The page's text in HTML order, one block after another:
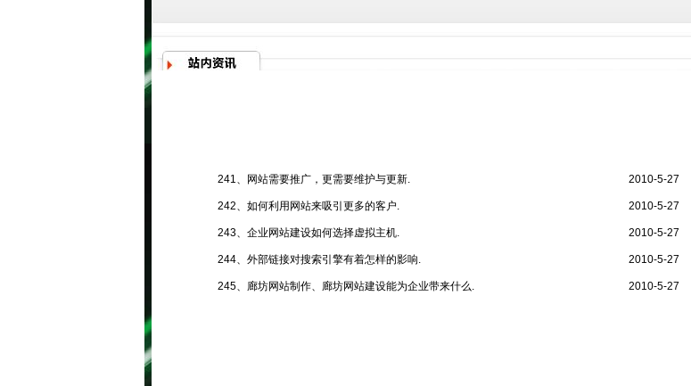
241、网站需要推广，更需要维护与更新.
242、如何利用网站来吸引更多的客户.
243、企业网站建设如何选择虚拟主机.
244、外部链接对搜索引擎有着怎样的影响.
245、廊坊网站制作、廊坊网站建设能为企业带来什么.
2010-5-27
2010-5-27
2010-5-27
2010-5-27
2010-5-27